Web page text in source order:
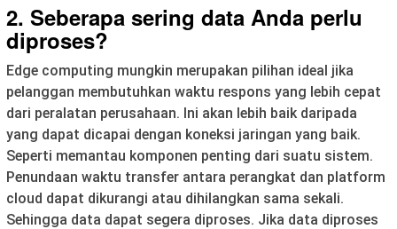
2. Seberapa sering data Anda perlu
diproses?
Edge computing mungkin merupakan pilihan ideal jika
pelanggan membutuhkan waktu respons yang lebih cepat
dari peralatan perusahaan. Ini akan lebih baik daripada
yang dapat dicapai dengan koneksi jaringan yang baik.
Seperti memantau komponen penting dari suatu sistem.
Penundaan waktu transfer antara perangkat dan platform
cloud dapat dikurangi atau dihilangkan sama sekali.
Sehingga data dapat segera diproses. Jika data diproses